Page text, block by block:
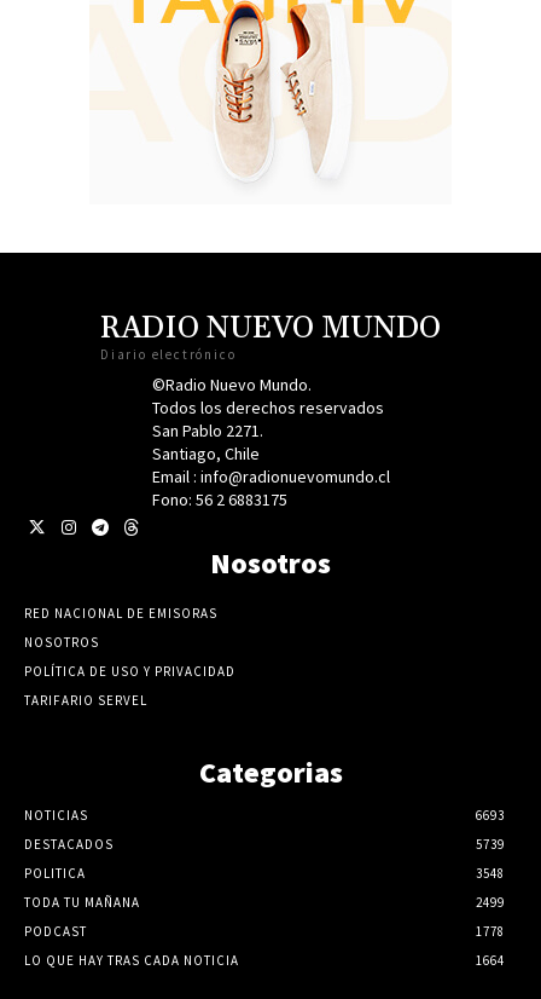
RADIO NUEVO MUNDO
Diario electrónico
©Radio Nuevo Mundo.
Todos los derechos reservados
San Pablo 2271.
Santiago, Chile
Email : info@radionuevomundo.cl
Fono: 56 2 6883175
Nosotros
RED NACIONAL DE EMISORAS
NOSOTROS
POLÍTICA DE USO Y PRIVACIDAD
TARIFARIO SERVEL
Categorias
NOTICIAS
6693
DESTACADOS
5739
POLITICA
3548
TODA TU MAÑANA
2499
PODCAST
1778
LO QUE HAY TRAS CADA NOTICIA
1664